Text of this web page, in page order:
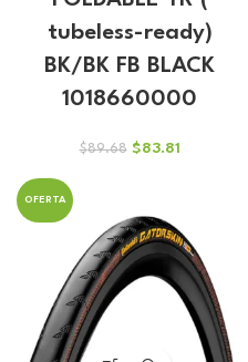
tubeless-ready)
BK/BK FB BLACK
1018660000
$89.68 El
$89.68.
$83.81El
$83.81.
OFERTA